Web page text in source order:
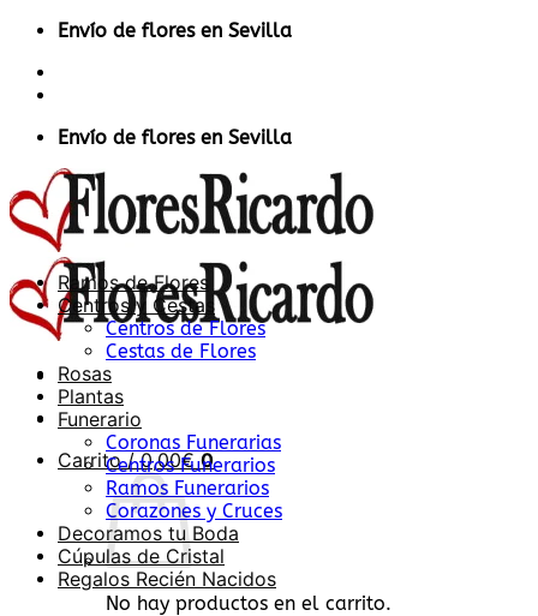
Saltar
contenido
Envío de flores en Sevilla
Envío de flores en Sevilla
Carrito /0,00€ 0
No hay productos en el carrito.
Ramos de Flores
Centros y Cestas
Centros de Flores
Cestas de Flores
Rosas
Plantas
Funerario
Coronas Funerarias
Centros Funerarios
Ramos Funerarios
Corazones y Cruces
Decoramos tu Boda
Cúpulas de Cristal
Regalos Recién Nacidos